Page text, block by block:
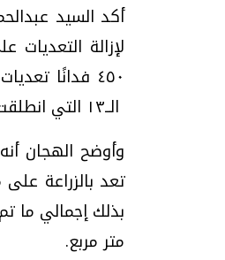
أكد السيد
لإزالة
الــ١٣ التي انطلقت في ٢٤ يوليو الماضي.
متر مربع.